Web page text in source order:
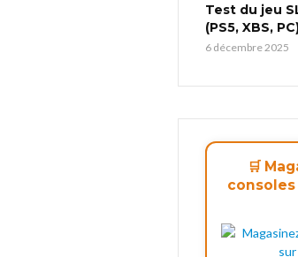
Test du jeu
(PS5, XBS,
6 décembre 2025
🛒